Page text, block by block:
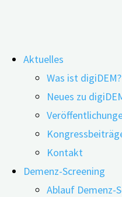
Inhalt
springen
Aktuelles
Was ist digiDEM?
Neues zu
Kontakt
Demenz-Screening
Ablauf Demenz-
Newsletter